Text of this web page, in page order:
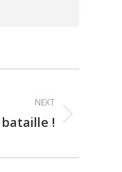
NEXT
!